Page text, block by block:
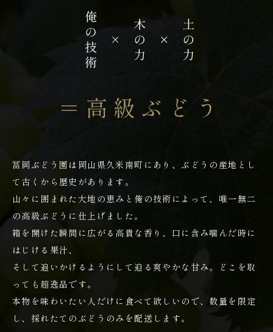
冨岡ぶどう園は岡山県久米南町にあり、ぶどうの産地とし
て古くから歴史があります。
山々に囲まれた大地の恵みと俺の技術によって、唯一無二
の高級ぶどうに仕上げました。
箱を開けた瞬間に広がる高貴な香り、口に含み噛んだ時に
はじける果汁、
そして追いかけるようにして迫る爽やかな甘み。どこを取
っても超逸品です。
本物を味わいたい人だけに食べて欲しいので、 数量を限定
し、採れたてのぶどうのみを配送します。